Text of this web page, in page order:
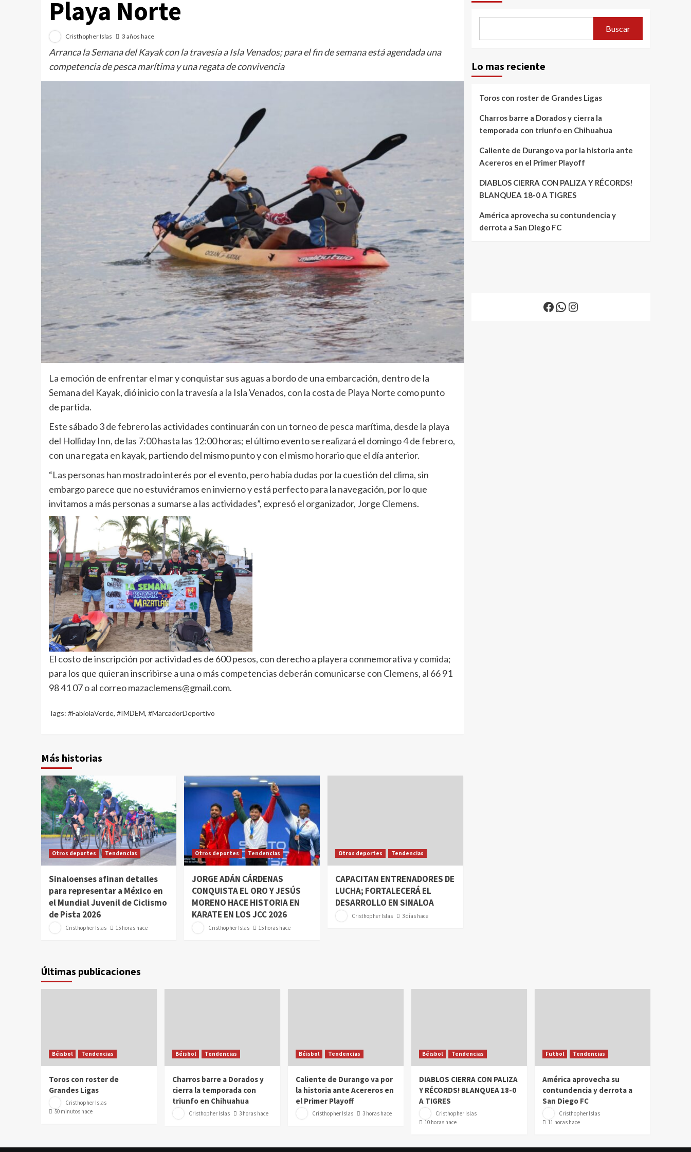
Playa Norte
Cristhopher Islas 3 años hace
Arranca la Semana del Kayak con la travesía a Isla Venados; para el fin de semana está agendada una
competencia de pesca marítima y una regata de convivencia
La emoción de enfrentar el mar y conquistar sus aguas a bordo de una embarcación, dentro de la
Semana del Kayak, dió inicio con la travesía a la Isla Venados, con la costa de Playa Norte como punto
de partida.
Este sábado 3 de febrero las actividades continuarán con un torneo de pesca marítima, desde la playa
del Holliday Inn, de las 7:00 hasta las 12:00 horas; el último evento se realizará el domingo 4 de febrero,
con una regata en kayak, partiendo del mismo punto y con el mismo horario que el día anterior.
“Las personas han mostrado interés por el evento, pero había dudas por la cuestión del clima, sin
embargo parece que no estuviéramos en invierno y está perfecto para la navegación, por lo que
invitamos a más personas a sumarse a las actividades”, expresó el organizador, Jorge Clemens.
El costo de inscripción por actividad es de 600 pesos, con derecho a playera conmemorativa y comida;
para los que quieran inscribirse a una o más competencias deberán comunicarse con Clemens, al 66 91
98 41 07 o al correo mazaclemens@gmail.com.
Tags: #FabiolaVerde, #IMDEM, #MarcadorDeportivo
Más historias
Otros deportes Tendencias
Sinaloenses afinan detalles
para representar a México en
el Mundial Juvenil de Ciclismo
de Pista 2026
Cristhopher Islas 15 horas hace
Otros deportes Tendencias
JORGE ADÁN CÁRDENAS
CONQUISTA EL ORO Y JESÚS
MORENO HACE HISTORIA EN
KARATE EN LOS JCC 2026
Cristhopher Islas 15 horas hace
Otros deportes Tendencias
CAPACITAN ENTRENADORES DE
LUCHA; FORTALECERÁ EL
DESARROLLO EN SINALOA
Cristhopher Islas 3 días hace
Buscar
Lo mas reciente
Toros con roster de Grandes Ligas
Charros barre a Dorados y cierra la
temporada con triunfo en Chihuahua
Caliente de Durango va por la historia ante
Acereros en el Primer Playoff
DIABLOS CIERRA CON PALIZA Y RÉCORDS!
BLANQUEA 18-0 A TIGRES
América aprovecha su contundencia y
derrota a San Diego FC
Facebook
WhatsApp
Instagram
Últimas publicaciones
Béisbol Tendencias
Toros con roster de
Grandes Ligas
Cristhopher Islas
50 minutos hace
Béisbol Tendencias
Charros barre a Dorados y
cierra la temporada con
triunfo en Chihuahua
Cristhopher Islas 3 horas hace
Béisbol Tendencias
Caliente de Durango va por
la historia ante Acereros en
el Primer Playoff
Cristhopher Islas 3 horas hace
Béisbol Tendencias
DIABLOS CIERRA CON PALIZA
Y RÉCORDS! BLANQUEA 18-0
A TIGRES
Cristhopher Islas
10 horas hace
Futbol Tendencias
América aprovecha su
contundencia y derrota a
San Diego FC
Cristhopher Islas
11 horas hace